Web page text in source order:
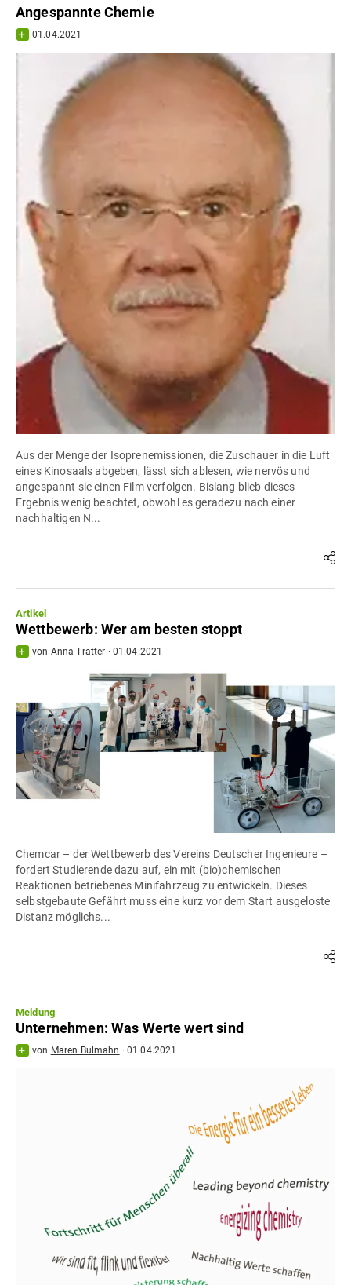
Angespannte Chemie
01.04.2021
Aus der Menge der Isoprenemissionen, die Zuschauer in die Luft
eines Kinosaals abgeben, lässt sich ablesen, wie nervös und
angespannt sie einen Film verfolgen. Bislang blieb dieses
Ergebnis wenig beachtet, obwohl es geradezu nach einer
nachhaltigen N...
Artikel
Wettbewerb: Wer am besten stoppt
von Anna Tratter · 01.04.2021
Chemcar – der Wettbewerb des Vereins Deutscher Ingenieure –
fordert Studierende dazu auf, ein mit (bio)chemischen
Reaktionen betriebenes Minifahrzeug zu entwickeln. Dieses
selbstgebaute Gefährt muss eine kurz vor dem Start ausgeloste
Distanz möglichs...
Meldung
Unternehmen: Was Werte wert sind
von Maren Bulmahn ·01.04.2021